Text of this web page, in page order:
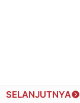
SELANJUTNYA